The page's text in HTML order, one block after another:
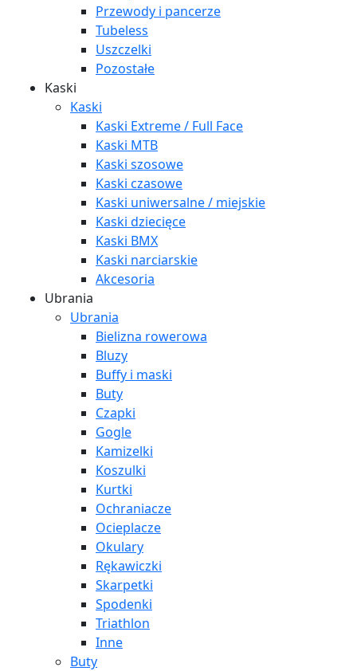
Przewody i pancerze
Tubeless
Uszczelki
Pozostałe
Kaski
Kaski
Kaski Extreme / Full Face
Kaski MTB
Kaski szosowe
Kaski czasowe
Kaski uniwersalne / miejskie
Kaski dziecięce
Kaski BMX
Kaski narciarskie
Akcesoria
Ubrania
Ubrania
Bielizna rowerowa
Bluzy
Buffy i maski
Buty
Czapki
Gogle
Kamizelki
Koszulki
Kurtki
Ochraniacze
Ocieplacze
Okulary
Rękawiczki
Skarpetki
Spodenki
Triathlon
Inne
Buty